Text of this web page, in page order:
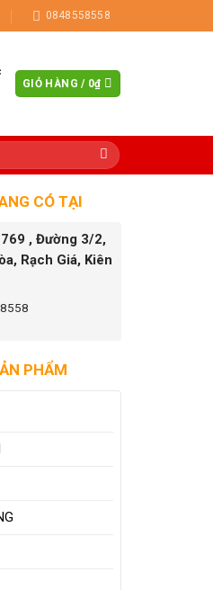
0848558558
GIỎ HÀNG / 0₫
CÓ TẠI
, Đường 3/2,
Rạch Giá, Kiên
PHẨM